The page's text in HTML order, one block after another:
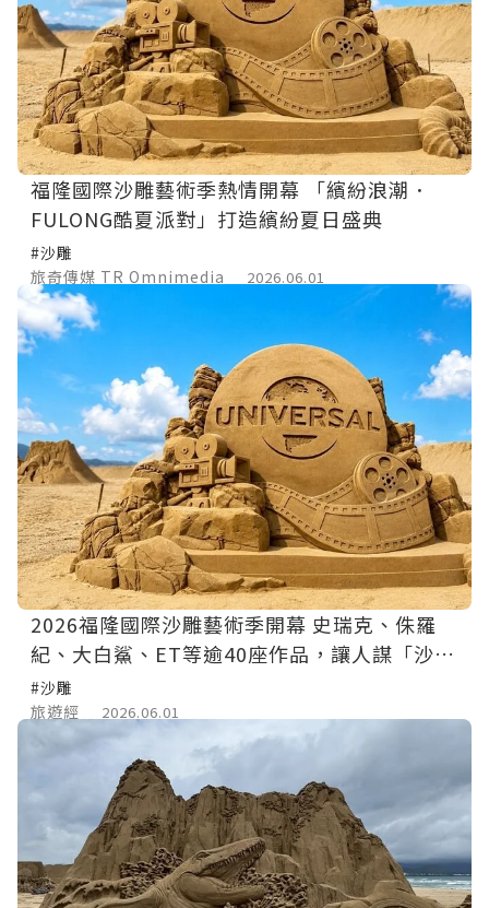
福隆國際沙雕藝術季熱情開幕 「繽紛浪潮．
FULONG酷夏派對」打造繽紛夏日盛典
#沙雕
旅奇傳媒 TR Omnimedia
2026.06.01
2026福隆國際沙雕藝術季開幕 史瑞克、侏羅
紀、大白鯊、ET等逾40座作品，讓人謀「沙」
記憶卡！
#沙雕
旅遊經
2026.06.01